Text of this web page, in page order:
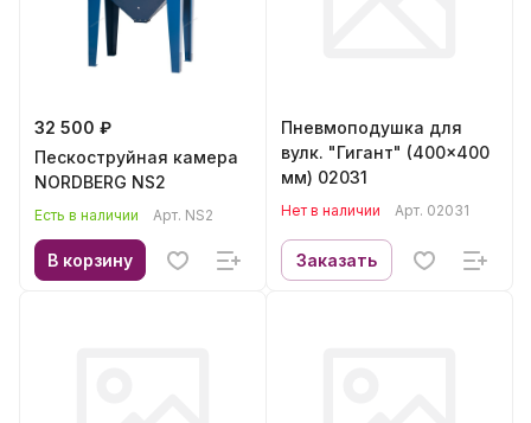
32 500 ₽
Пескоструйная камера
NORDBERG NS2
Есть в наличии Арт. NS2
В корзину
Пневмоподушка для
вулк. "Гигант" (400x400
мм) 02031
Нет в наличии Арт. 02031
Заказать